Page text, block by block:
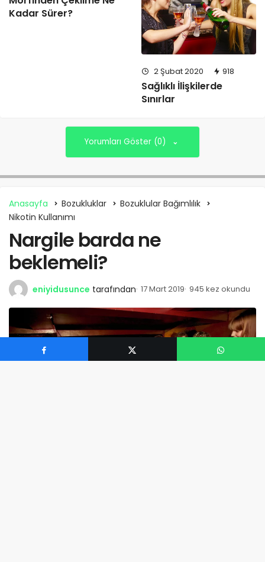
Kadar Sürer?
2 Şubat 2020 918
Sağlıklı İlişkilerde
Sınırlar
Yorumları Göster (0)
Anasayfa Bozukluklar
Bozuklular Bağımlılık
Nikotin Kullanımı
Nargile barda ne
beklemeli?
eniyidusunce tarafından 17 Mart 2019 945 kez okundu